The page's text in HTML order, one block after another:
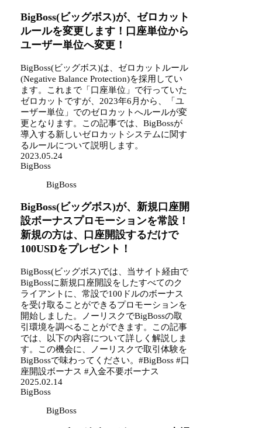
BigBoss(ビッグボス)が、ゼロカット
ルールを変更します！口座単位から
ユーザー単位へ変更！
BigBoss(ビッグボス)は、ゼロカットルール
(Negative Balance Protection)を採用してい
ます。これまで「口座単位」で行っていた
ゼロカットですが、2023年6月から、「ユ
ーザー単位」でのゼロカットへルールが変
更となります。この記事では、BigBossが
導入する新しいゼロカットシステムに関す
るルールについて説明します。
2023.05.24
BigBoss
BigBoss
BigBoss(ビッグボス)が、新規口座開
設ボーナスプロモーションを常設！
新規の方は、口座開設するだけで
100USDをプレゼント！
BigBoss(ビッグボス)では、当サイト経由で
BigBossに新規口座開設をしたすべてのク
ライアントに、常設で100ドルのボーナス
を受け取ることができるプロモーションを
開始しました。ノーリスクでBigBossの取
引環境を調べることができます。この記事
では、以下の内容について詳しく解説しま
す。この機会に、ノーリスクで取引体験を
BigBossで味わってください。#BigBoss #口
座開設ボーナス #入金不要ボーナス
2025.02.14
BigBoss
BigBoss